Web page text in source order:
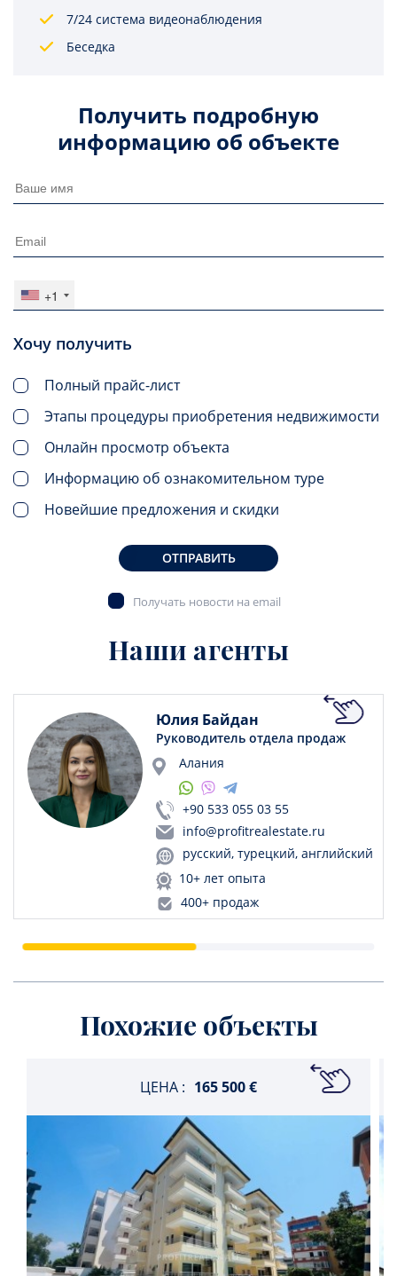
7/24 система видеонаблюдения
Беседка
Получить подробную
информацию об объекте
+1
Хочу получить
Полный прайс-лист
Этапы процедуры приобретения недвижимости
Онлайн просмотр объекта
Информацию об ознакомительном туре
Новейшие предложения и скидки
ОТПРАВИТЬ
Получать новости на email
Наши агенты
Юлия Байдан
Руководитель отдела продаж
Алания
+90 533 055 03 55
info@profitrealestate.ru
русский, турецкий, английский
10+ лет опыта
400+ продаж
Похожие объекты
ЦЕНА : 165 500 €